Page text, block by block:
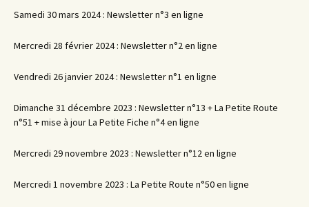
Samedi 30 mars 2024 : Newsletter n°3 en ligne
Mercredi 28 février 2024 : Newsletter n°2 en ligne
Vendredi 26 janvier 2024 : Newsletter n°1 en ligne
Dimanche 31 décembre 2023 : Newsletter n°13 + La Petite Route
n°51 + mise à jour La Petite Fiche n°4 en ligne
Mercredi 29 novembre 2023 : Newsletter n°12 en ligne
Mercredi 1 novembre 2023 : La Petite Route n°50 en ligne